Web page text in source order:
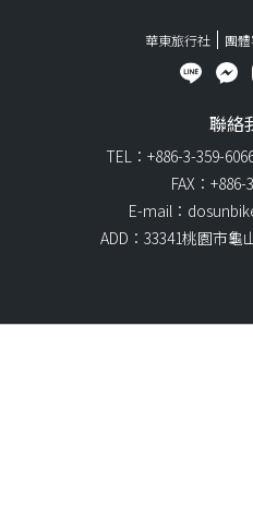
華東旅行社 團
聯絡
TEL：+886-3-359-
FAX：+886-
E-mail：
ADD：33341桃園市